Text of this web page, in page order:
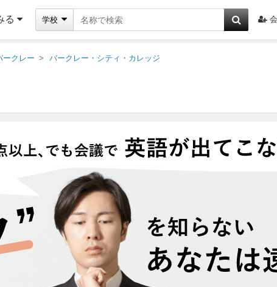
る 学校
ークレー バークレー・シティ・カレッジ